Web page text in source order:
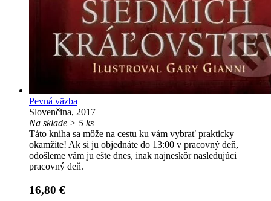
Pevná väzba
Slovenčina, 2017
Na sklade > 5 ks
Táto kniha sa môže na cestu ku vám vybrať prakticky
okamžite! Ak si ju objednáte do 13:00 v pracovný deň,
odošleme vám ju ešte dnes, inak najneskôr nasledujúci
pracovný deň.
16,80 €